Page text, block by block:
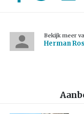
Bekijk meer
Herman